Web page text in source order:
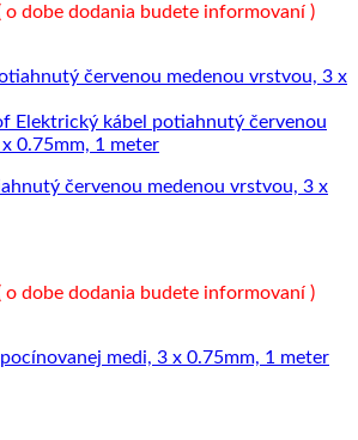
o dobe dodania budete informovaní )
červenou medenou vrstvou, 3 x
o dobe dodania budete informovaní )